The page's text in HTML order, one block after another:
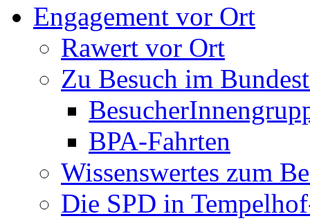
Engagement vor Ort
Rawert vor Ort
Zu Besuch im
BPA-Fahrten
Wissenswertes zum
Die SPD in